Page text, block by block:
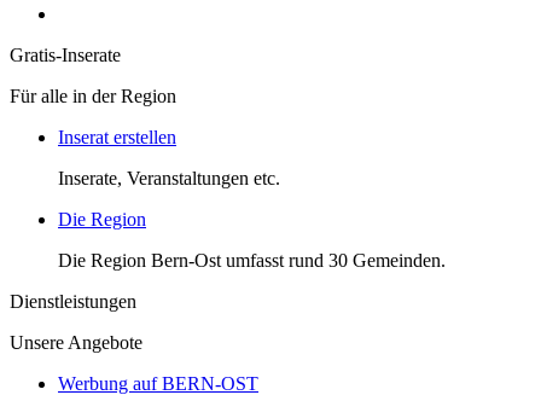
Gratis-Inserate
Für alle in der Region
Inserat erstellen
Inserate, Veranstaltungen etc.
Die Region
Die Region Bern-Ost umfasst rund 30 Gemeinden.
Dienstleistungen
Unsere Angebote
Werbung auf BERN-OST